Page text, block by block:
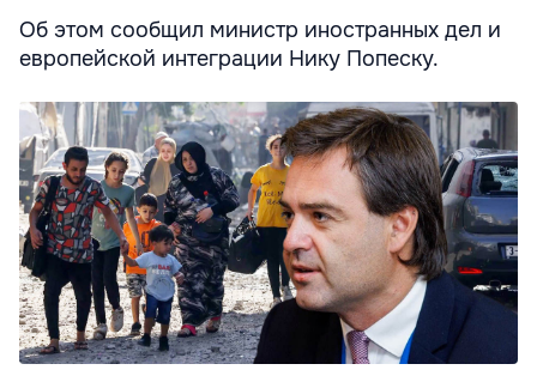
Об этом сообщил министр иностранных дел и
европейской интеграции Нику Попеску.